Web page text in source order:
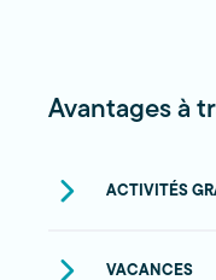
Avantages à
ACTIVITÉS
VACANCES